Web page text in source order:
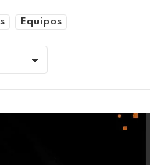
Equipos